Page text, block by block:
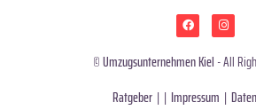
©Umzugsunternehmen Kiel - All
Ratgeber | | Impressum |